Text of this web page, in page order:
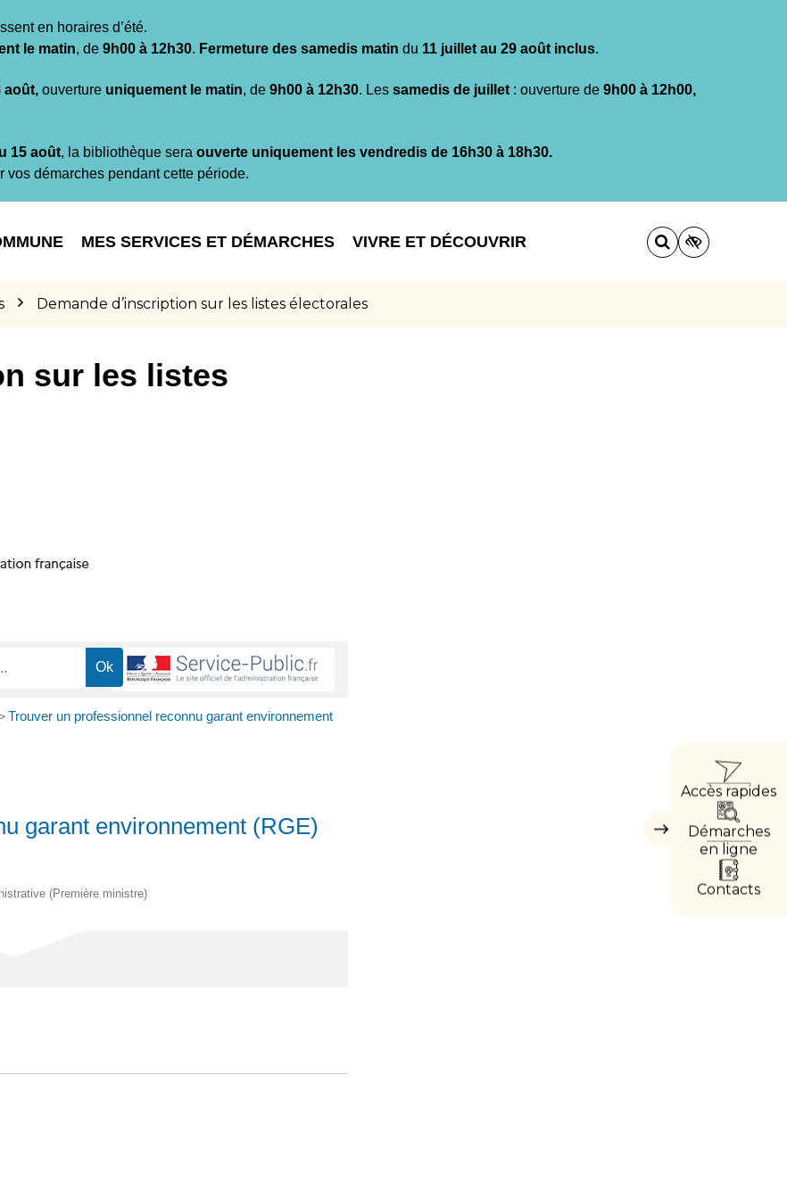
en horaires d’été.
le matin, de 9h00 à 12h30. Fermeture des samedis matin du 11 juillet au 29 août inclus.
août, ouverture uniquement le matin, de 9h00 à 12h30. Les samedis de juillet : ouverture de 9h00 à 12h00,
15 août, la bibliothèque sera ouverte uniquement les vendredis de 16h30 à 18h30.
vos démarches pendant cette période.
MES SERVICES ET DÉMARCHES VIVRE ET DÉCOUVRIR
Demande d’inscription sur les listes électorales
Masquer
Accès rapides
Démarches
en ligne
Contacts
sur les listes
> Trouver un professionnel reconnu garant environnement
garant environnement (RGE)
(Première ministre)